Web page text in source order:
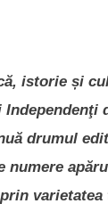
istorie și
drumul
numere